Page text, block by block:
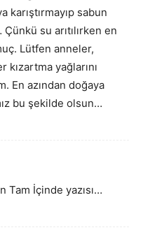
karıştırmayıp sabun
su arıtılırken en
Lütfen anneler,
kızartma yağlarını
En azından doğaya
bu şekilde olsun…
Tam İçinde yazısı…